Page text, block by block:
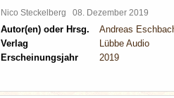
Nico Steckelberg 08. Dezember 2019
Autor(en) oder Hrsg.
Andreas
Verlag
Lübbe Audio
Erscheinungsjahr
2019